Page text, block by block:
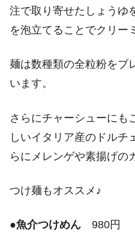
注で取り寄せたしょうゆ
を泡立てることでクリー
麺は数種類の全粒粉をブ
います。
さらにチャーシューにも
しいイタリア産のドルチ
らにメレンゲや素揚げの
つけ麺もオススメ♪
●魚介つけめん 980円